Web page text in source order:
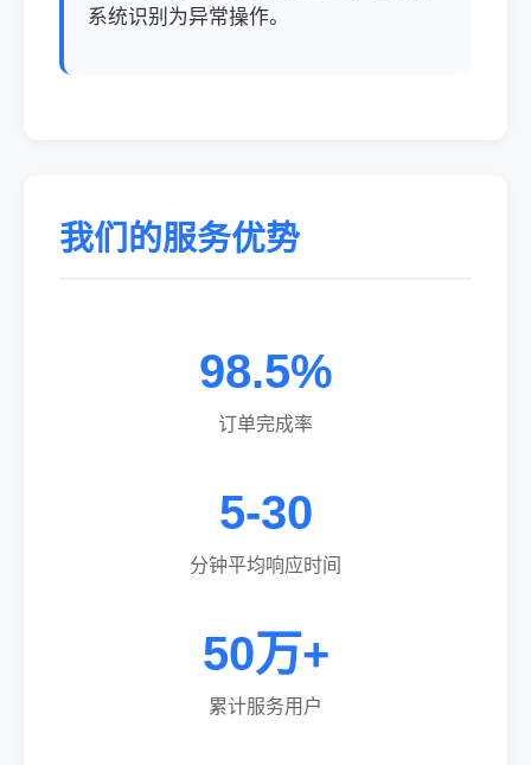
系统识别为异常操作。
我们的服务优势
98.5%
订单完成率
5-30
分钟平均响应时间
50万+
累计服务用户